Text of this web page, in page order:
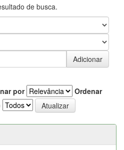
de busca.
por
Ordenar